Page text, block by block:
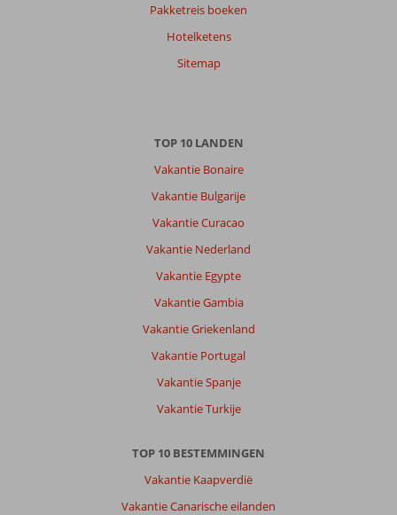
Pakketreis boeken
Hotelketens
Sitemap
TOP 10 LANDEN
Vakantie Bonaire
Vakantie Bulgarije
Vakantie Curacao
Vakantie Nederland
Vakantie Egypte
Vakantie Gambia
Vakantie Griekenland
Vakantie Portugal
Vakantie Spanje
Vakantie Turkije
TOP 10 BESTEMMINGEN
Vakantie Kaapverdië
Vakantie Canarische eilanden